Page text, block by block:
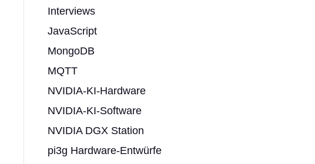
Interviews
JavaScript
MongoDB
MQTT
NVIDIA-KI-Hardware
NVIDIA-KI-Software
NVIDIA DGX Station
pi3g Hardware-Entwürfe